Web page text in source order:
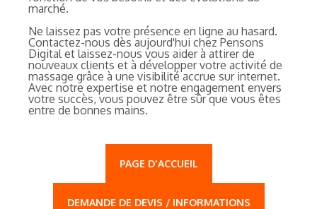
marché.
Ne laissez pas votre présence en ligne au hasard.
Contactez-nous dès aujourd'hui chez Pensons
Digital et laissez-nous vous aider à attirer de
nouveaux clients et à développer votre activité de
massage grâce à une visibilité accrue sur internet.
Avec notre expertise et notre engagement envers
votre succès, vous pouvez être sûr que vous êtes
entre de bonnes mains.
PAGE D'ACCUEIL
DEMANDE DE DEVIS / INFORMATIONS